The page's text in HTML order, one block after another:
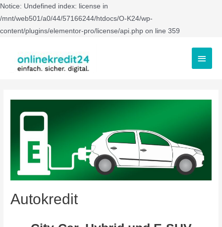
Notice: Undefined index: license in
/mnt/web501/a0/44/57166244/htdocs/O-K24/wp-
content/plugins/elementor-pro/license/api.php on line 359
Autokredit